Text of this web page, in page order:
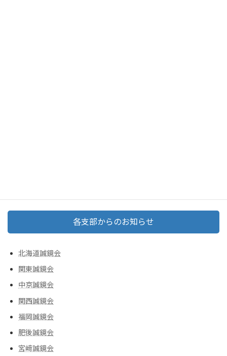
各支部からのお知らせ
北海道誠鏡会
関東誠鏡会
中京誠鏡会
関西誠鏡会
福岡誠鏡会
肥後誠鏡会
宮﨑誠鏡会